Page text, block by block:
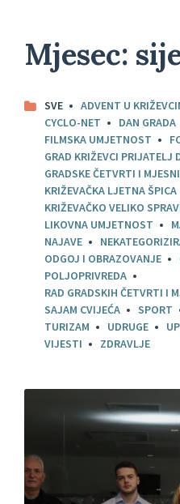
Mjesec:
SVE ADVENT U
CYCLO-NET
DAN GRADA
FILMSKA UMJETNOST
GRAD KRIŽEVCI PRIJATELJ
GRADSKE ČETVRTI I
KRIŽEVAČKA LJETNA ŠPICA
KRIŽEVAČKO VELIKO
LIKOVNA UMJETNOST
NAJAVE
ODGOJ I OBRAZOVANJE
POLJOPRIVREDA
RAD GRADSKIH ČETVRTI I
SAJAM CVIJEĆA
SPORT
TURIZAM
UDRUGE
VIJESTI
ZDRAVLJE
Pročitajte